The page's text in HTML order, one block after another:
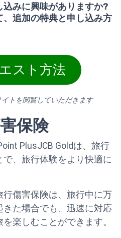
みに興味がありますか?
追加の特典と申し込み方
スト方法
トを閲覧していただきます
保険
PlusJCB Goldは、旅行
、旅行体験をより快適に
行傷害保険は、旅行中に万
た場合でも、迅速に対応
楽しむことができます。